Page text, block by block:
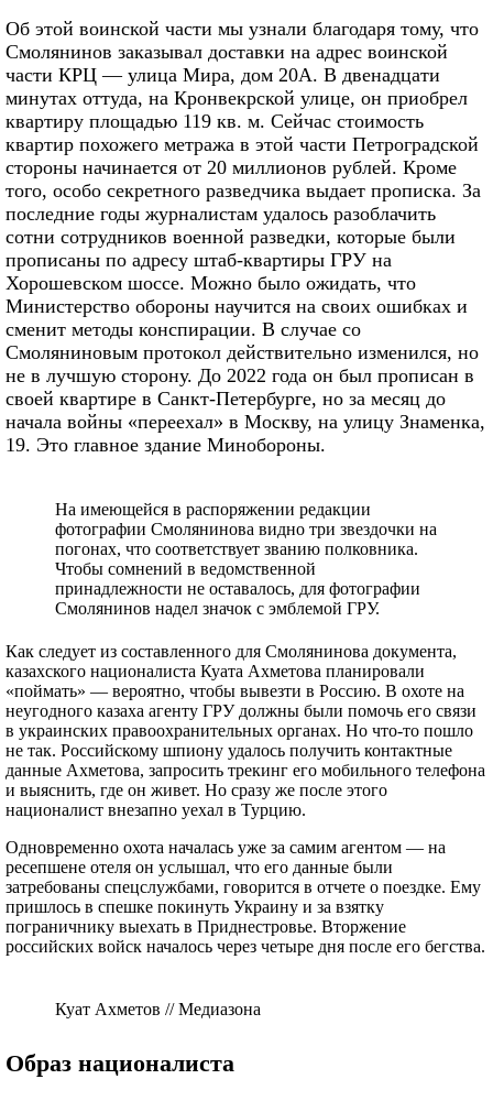
Об этой воинской части мы узнали благодаря тому, что
Смолянинов заказывал доставки на адрес воинской
части КРЦ — улица Мира, дом 20А. В двенадцати
минутах оттуда, на Кронвекрской улице, он приобрел
квартиру площадью 119 кв. м. Сейчас стоимость
квартир похожего метража в этой части Петроградской
стороны начинается от 20 миллионов рублей. Кроме
того, особо секретного разведчика выдает прописка. За
последние годы журналистам удалось разоблачить
сотни сотрудников военной разведки, которые были
прописаны по адресу штаб-квартиры ГРУ на
Хорошевском шоссе. Можно было ожидать, что
Министерство обороны научится на своих ошибках и
сменит методы конспирации. В случае со
Смоляниновым протокол действительно изменился, но
не в лучшую сторону. До 2022 года он был прописан в
своей квартире в Санкт-Петербурге, но за месяц до
начала войны «переехал» в Москву, на улицу Знаменка,
19. Это главное здание Минобороны.
На имеющейся в распоряжении редакции
фотографии Смолянинова видно три звездочки на
погонах, что соответствует званию полковника.
Чтобы сомнений в ведомственной
принадлежности не оставалось, для фотографии
Смолянинов надел значок с эмблемой ГРУ.
Как следует из составленного для Смолянинова документа,
казахского националиста Куата Ахметова планировали
«поймать» — вероятно, чтобы вывезти в Россию. В охоте на
неугодного казаха агенту ГРУ должны были помочь его связи
в украинских правоохранительных органах. Но что-то пошло
не так. Российскому шпиону удалось получить контактные
данные Ахметова, запросить трекинг его мобильного телефона
и выяснить, где он живет. Но сразу же после этого
националист внезапно уехал в Турцию.
Одновременно охота началась уже за самим агентом — на
ресепшене отеля он услышал, что его данные были
затребованы спецслужбами, говорится в отчете о поездке. Ему
пришлось в спешке покинуть Украину и за взятку
пограничнику выехать в Приднестровье. Вторжение
российских войск началось через четыре дня после его бегства.
Куат Ахметов // Медиазона
Образ националиста